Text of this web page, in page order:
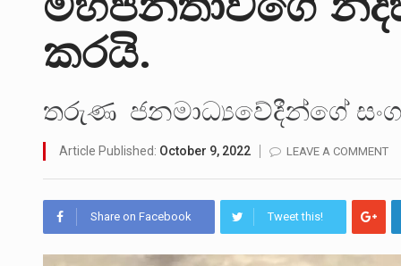
මහර බන්ධනාගාරයේ අද
අගෝස්තු මස දෙවන ඉරිදා ලිට්
ලාල් කාන්ත ඇමතිවරයා
හිටපු පොලිස්පති පූජිත්
පසුගිය මැයි මස 31 දිනෙන්
මේ, දන්නා හඳුනන
වත්මන් ආණ්ඩුවේ ප්‍රධාන
කරයි.
තරුණ ජනමාධ්‍යවේදීන්ගේ
Article Published: October 9, 2022 LEAVE A COMMENT
Share on Facebook Tweet this!